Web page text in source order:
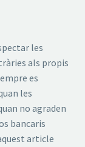
les
als propis
es
les
no agraden
bancaris
article